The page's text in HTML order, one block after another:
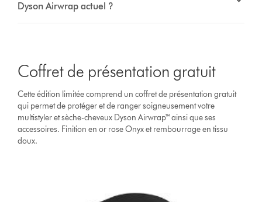
Dyson Airwrap actuel ?
Coffret de présentation gratuit
Cette édition limitée comprend un coffret de présentation gratuit
qui permet de protéger et de ranger soigneusement votre
multistyler et sèche-cheveux Dyson Airwrap™ ainsi que ses
accessoires. Finition en or rose Onyx et rembourrage en tissu
doux.